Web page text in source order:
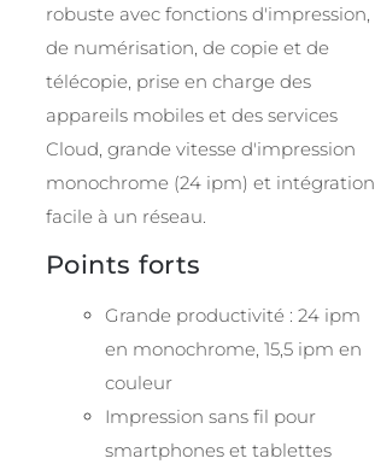
robuste avec fonctions d'impression,
de numérisation, de copie et de
télécopie, prise en charge des
appareils mobiles et des services
Cloud, grande vitesse d'impression
monochrome (24 ipm) et intégration
facile à un réseau.
Points forts
Grande productivité : 24 ipm
en monochrome, 15,5 ipm en
couleur
Impression sans fil pour
smartphones et tablettes